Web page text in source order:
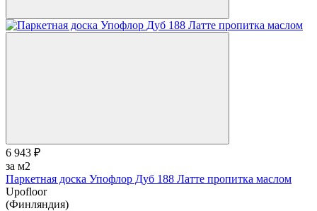
6 943 ₽
за м2
Паркетная доска Упофлор Дуб 188 Латте пропитка маслом
Upofloor
(Финляндия)